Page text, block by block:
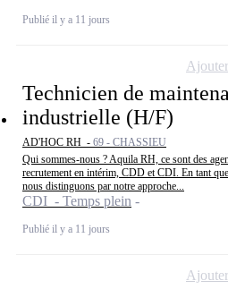
Publié il y a 11 jours
Technicien de
industrielle (H/F)
AD'HOC RH - 69 - CHASSIEU
Qui sommes-nous ? Aquila RH, ce sont des
recrutement en intérim, CDD et CDI. En tant
nous distinguons par notre approche...
CDI - Temps plein
Publié il y a 11 jours